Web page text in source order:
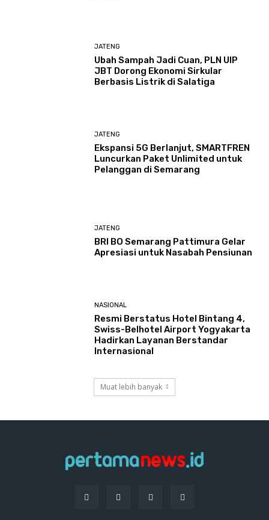
JATENG
Ubah Sampah Jadi Cuan, PLN UIP
JBT Dorong Ekonomi Sirkular
Berbasis Listrik di Salatiga
JATENG
Ekspansi 5G Berlanjut, SMARTFREN
Luncurkan Paket Unlimited untuk
Pelanggan di Semarang
JATENG
BRI BO Semarang Pattimura Gelar
Apresiasi untuk Nasabah Pensiunan
NASIONAL
Resmi Berstatus Hotel Bintang 4,
Swiss-Belhotel Airport Yogyakarta
Hadirkan Layanan Berstandar
Internasional
Muat lebih banyak